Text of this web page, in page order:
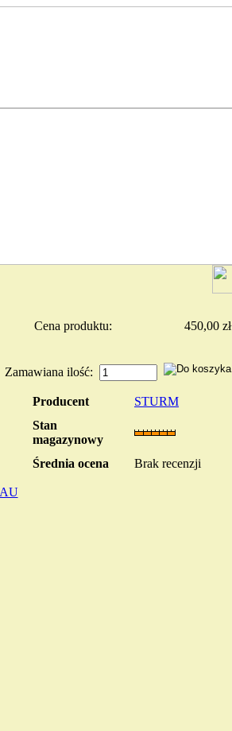
Cena produktu:
450,00 zł
Zamawiana ilość:
Producent
STURM
Stan
magazynowy
Średnia ocena
Brak recenzji